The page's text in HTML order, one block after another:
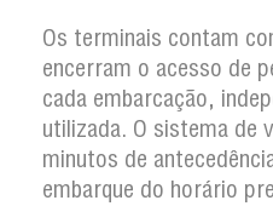
Os terminais contam
encerram o acesso de
cada embarcação,
utilizada. O sistema de
minutos de
embarque do horário